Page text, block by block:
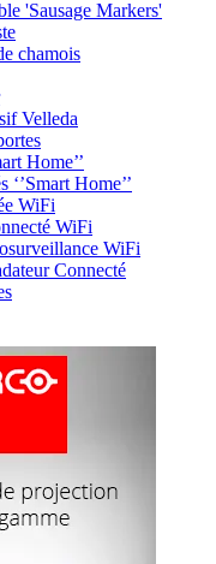
'Sausage Markers'
chamois
Velleda
Home’’
‘’Smart Home’’
WiFi
WiFi
WiFi
Connecté